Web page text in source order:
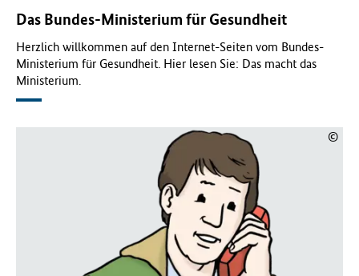
Das Bundes-Ministerium für Gesundheit
Herzlich willkommen auf den Internet-Seiten vom Bundes-
Ministerium für Gesundheit. Hier lesen Sie: Das macht das
Ministerium.
©